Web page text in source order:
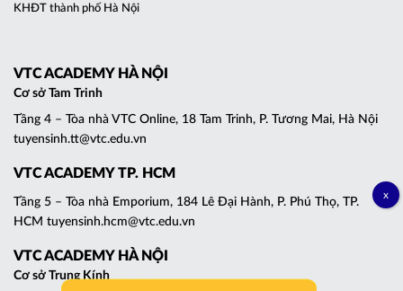
KHĐT thành phố Hà Nội
VTC ACADEMY HÀ NỘI
Cơ sở Tam Trinh
Tầng 4 – Tòa nhà VTC Online, 18 Tam Trinh, P. Tương Mai, Hà Nội
tuyensinh.tt@vtc.edu.vn
VTC ACADEMY TP. HCM
Tầng 5 – Tòa nhà Emporium, 184 Lê Đại Hành, P. Phú Thọ, TP.
HCM tuyensinh.hcm@vtc.edu.vn
VTC ACADEMY HÀ NỘI
Cơ sở Trung Kính